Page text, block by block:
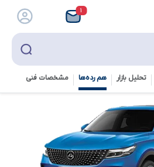
۱
تحلیل بازار هم رده‌ها‌ مشخصات فنی